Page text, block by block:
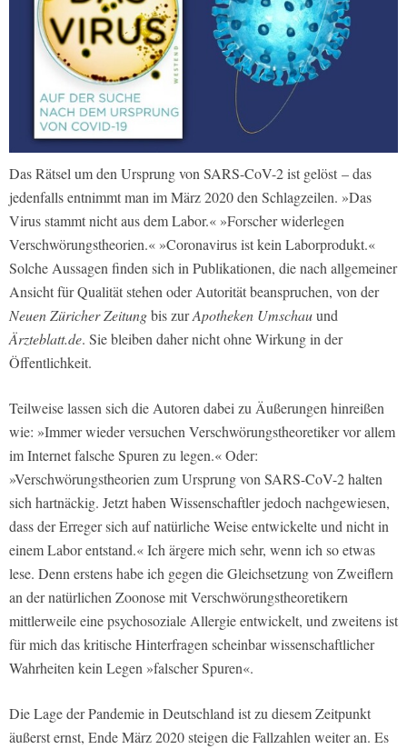
Das Rätsel um den Ursprung von SARS-CoV-2 ist gelöst – das
jedenfalls entnimmt man im März 2020 den Schlagzeilen. »Das
Virus stammt nicht aus dem Labor.« »Forscher widerlegen
Verschwörungstheorien.« »Coronavirus ist kein Laborprodukt.«
Solche Aussagen finden sich in Publikationen, die nach allgemeiner
Ansicht für Qualität stehen oder Autorität beanspruchen, von der
Neuen Züricher Zeitungbis zurApotheken Umschauund
Ärzteblatt.de. Sie bleiben daher nicht ohne Wirkung in der
Öffentlichkeit.
Teilweise lassen sich die Autoren dabei zu Äußerungen hinreißen
wie: »Immer wieder versuchen Verschwörungstheoretiker vor allem
im Internet falsche Spuren zu legen.« Oder:
»Verschwörungstheorien zum Ursprung von SARS-CoV-2 halten
sich hartnäckig. Jetzt haben Wissenschaftler jedoch nachgewiesen,
dass der Erreger sich auf natürliche Weise entwickelte und nicht in
einem Labor entstand.« Ich ärgere mich sehr, wenn ich so etwas
lese. Denn erstens habe ich gegen die Gleichsetzung von Zweiflern
an der natürlichen Zoonose mit Verschwörungstheoretikern
mittlerweile eine psychosoziale Allergie entwickelt, und zweitens ist
für mich das kritische Hinterfragen scheinbar wissenschaftlicher
Wahrheiten kein Legen »falscher Spuren«.
Die Lage der Pandemie in Deutschland ist zu diesem Zeitpunkt
äußerst ernst, Ende März 2020 steigen die Fallzahlen weiter an. Es